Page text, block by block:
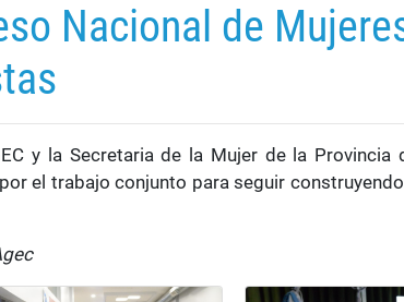
Nacional de
y la Secretaria de la Mujer de la Provincia
el trabajo conjunto para seguir